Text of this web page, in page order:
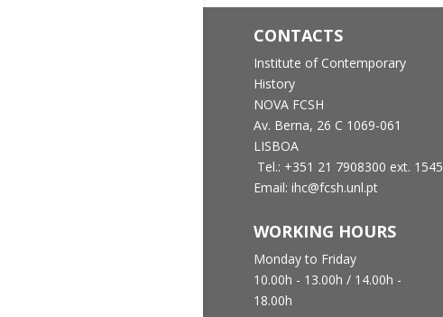
CONTACTS
Institute of Contemporary
History
NOVA FCSH
Av. Berna, 26 C 1069-061
LISBOA
Tel.: +351 21 7908300 ext. 1545
Email: ihc@fcsh.unl.pt
WORKING HOURS
Monday to Friday
10.00h - 13.00h / 14.00h -
18.00h